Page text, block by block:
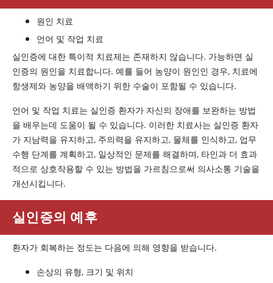
원인 치료
언어 및 작업 치료
실인증에 대한 특이적 치료제는 존재하지 않습니다. 가능하면 실
인증의 원인을 치료합니다. 예를 들어 농양이 원인인 경우, 치료에
항생제와 농양을 배액하기 위한 수술이 포함될 수 있습니다.
언어 및 작업 치료는 실인증 환자가 자신의 장애를 보완하는 방법
을 배우는데 도움이 될 수 있습니다. 이러한 치료사는 실인증 환자
가 지남력을 유지하고, 주의력을 유지하고, 물체를 인식하고, 업무
수행 단계를 계획하고, 일상적인 문제를 해결하며, 타인과 더 효과
적으로 상호작용할 수 있는 방법을 가르침으로써 의사소통 기술을
개선시킵니다.
실인증의 예후
환자가 회복하는 정도는 다음에 의해 영향을 받습니다.
손상의 유형, 크기 및 위치